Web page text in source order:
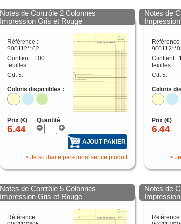
Notes de Contrôle 2 Colonnes
Impression Gris et Rouge
Référence :
900112**02.
Contient : 100
feuilles.
Cdt 5.
Coloris disponibles :
Prix (€)
6.44
Quantité
AJOUT PANIER
> Je souhaite personnaliser ce produit
Notes de
Référence
Contient :
feuilles.
Cdt 5.
Coloris
Prix (€)
6.44
>
Notes de Contrôle 5 Colonnes
Impression Gris et Rouge
Référence :
Notes de
Référence